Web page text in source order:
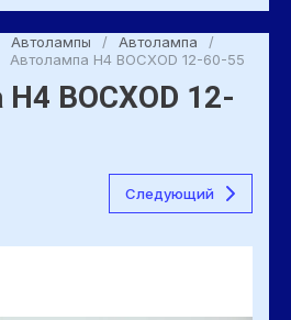
Автолампы / Автолампа
/
Автолампа H4 ВОСХОD 12-60-55
H4 ВОСХОD 12-
Следующий